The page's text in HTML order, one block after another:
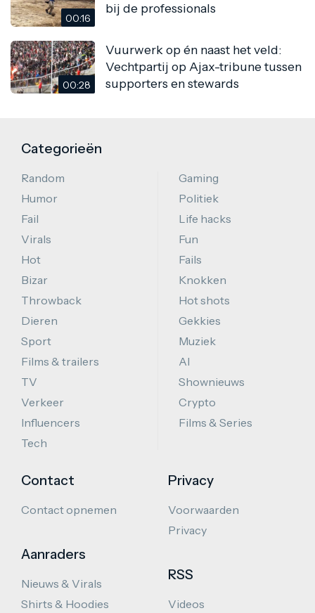
00:16
bij de professionals
00:28
Vuurwerk op én naast het veld:
Vechtpartij op Ajax-tribune tussen
supporters en stewards
Categorieën
Random
Humor
Fail
Virals
Hot
Bizar
Throwback
Dieren
Sport
Films & trailers
TV
Verkeer
Influencers
Tech
Gaming
Politiek
Life hacks
Fun
Fails
Knokken
Hot shots
Gekkies
Muziek
AI
Shownieuws
Crypto
Films & Series
Contact
Contact opnemen
Aanraders
Nieuws & Virals
Shirts & Hoodies
Privacy
Voorwaarden
Privacy
RSS
Videos